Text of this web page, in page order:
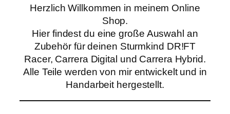
Herzlich Willkommen in meinem Online
Shop.
Hier findest du eine große Auswahl an
Zubehör für deinen Sturmkind DR!FT
Racer, Carrera Digital und Carrera Hybrid.
Alle Teile werden von mir entwickelt und in
Handarbeit hergestellt.